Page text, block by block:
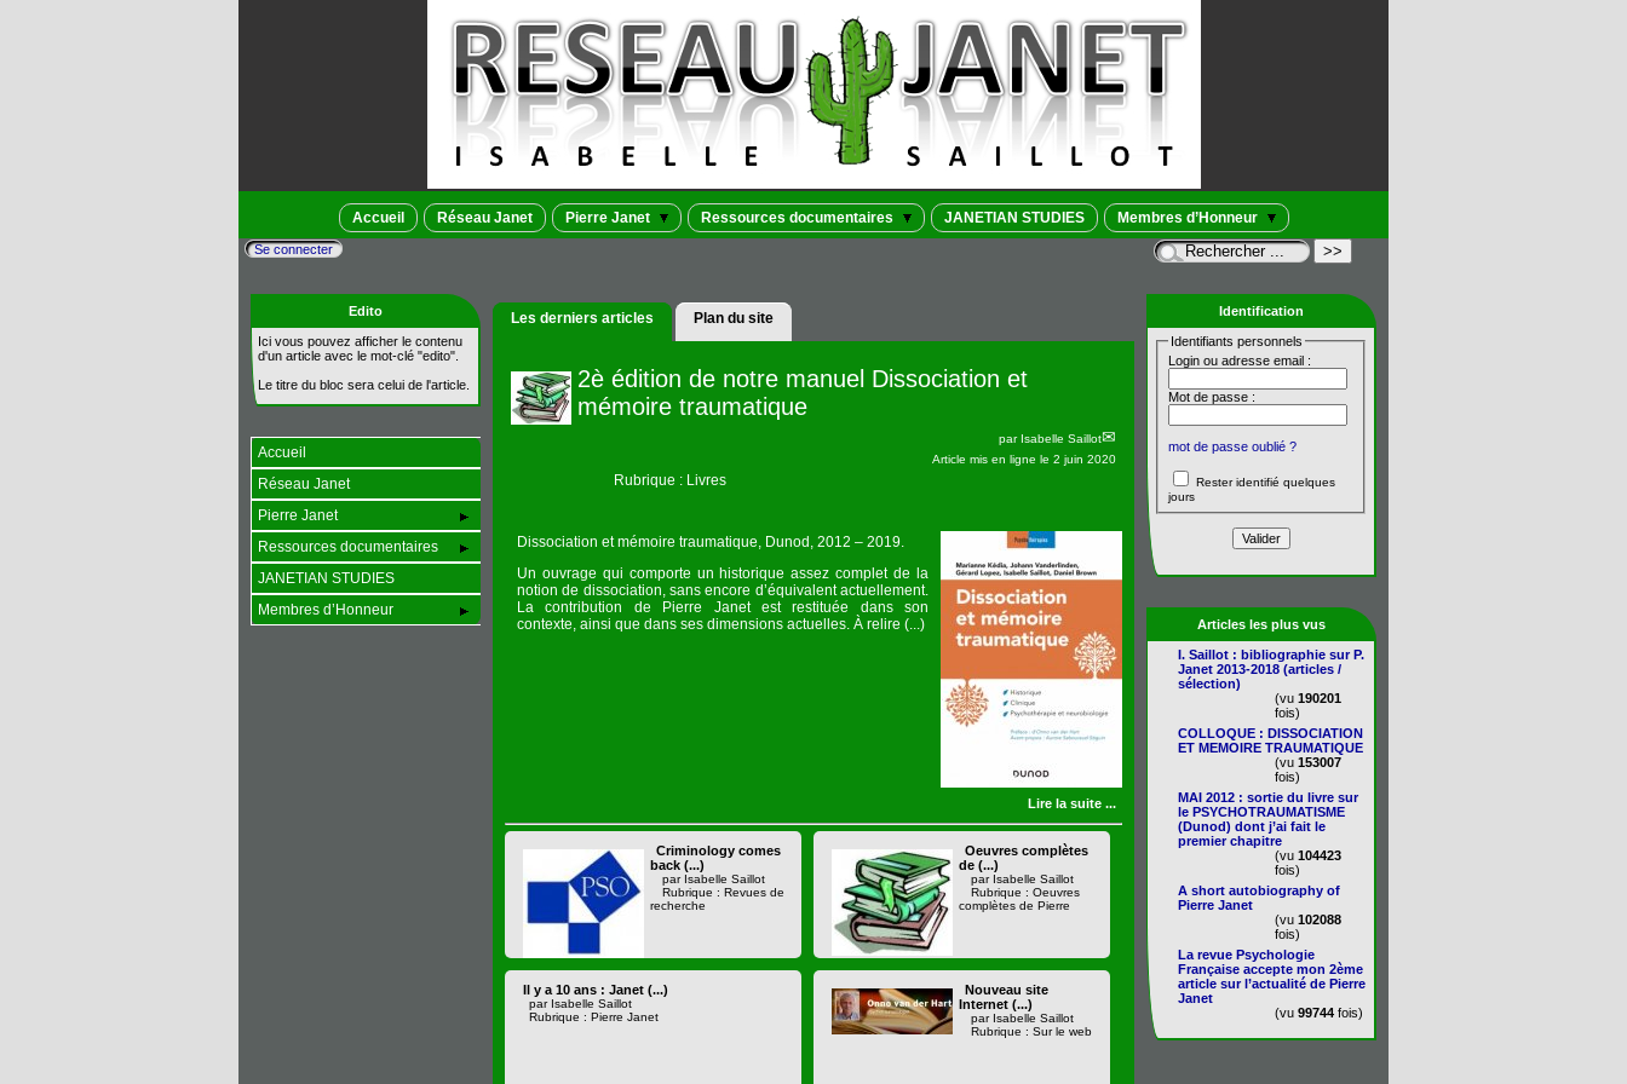
Accueil Réseau Janet Pierre Janet Ressources documentaires JANETIAN STUDIES Membres d’Honneur
Se connecter
Les derniers articles Plan du site
2è édition de notre manuel Dissociation et
mémoire traumatique
par Isabelle Saillot
Article mis en ligne le 2 juin 2020
Rubrique : Livres
Dissociation et mémoire traumatique, Dunod, 2012 – 2019.
Un ouvrage qui comporte un historique assez complet de la
notion de dissociation, sans encore d’équivalent actuellement.
La contribution de Pierre Janet est restituée dans son
contexte, ainsi que dans ses dimensions actuelles. À relire (...)
Lire la suite ...
Criminology comes
back (...)
par Isabelle Saillot
Rubrique : Revues de
recherche
Oeuvres complètes
de (...)
par Isabelle Saillot
Rubrique : Oeuvres
complètes de Pierre
Il y a 10 ans : Janet (...)
par Isabelle Saillot
Rubrique : Pierre Janet
Nouveau site
Internet (...)
par Isabelle Saillot
Rubrique : Sur le web
Edito
Ici vous pouvez afficher le contenu
d'un article avec le mot-clé "edito".
Le titre du bloc sera celui de l'article.
Accueil
Réseau Janet
Pierre Janet
Ressources documentaires
JANETIAN STUDIES
Membres d’Honneur
Identification
Identifiants personnels
Login ou adresse email :
Mot de passe :
mot de passe oublié ?
Rester identifié quelques
jours
Articles les plus vus
I. Saillot : bibliographie sur P.
Janet 2013-2018 (articles /
sélection)
(vu 190201
fois)
COLLOQUE : DISSOCIATION
ET MEMOIRE TRAUMATIQUE
(vu 153007
fois)
MAI 2012 : sortie du livre sur
le PSYCHOTRAUMATISME
(Dunod) dont j’ai fait le
premier chapitre
(vu 104423
fois)
A short autobiography of
Pierre Janet
(vu 102088
fois)
La revue Psychologie
Française accepte mon 2ème
article sur l’actualité de Pierre
Janet
(vu 99744 fois)